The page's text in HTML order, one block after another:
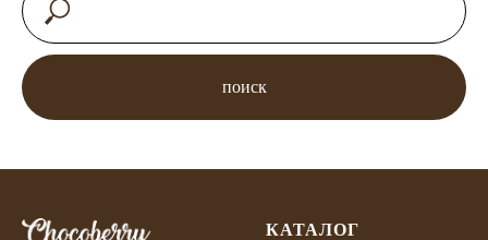
поиск
КАТАЛОГ